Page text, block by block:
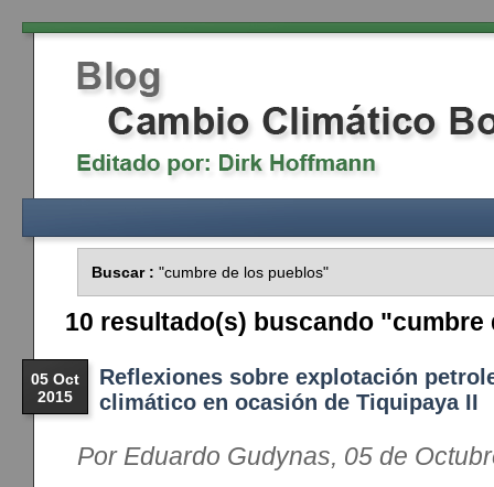
Buscar : "cumbre de los pueblos"
10 resultado(s) buscando
05 Oct
2015
Reflexiones sobre explotación
climático en ocasión de Tiquipaya II
Por Eduardo Gudynas, 05 de